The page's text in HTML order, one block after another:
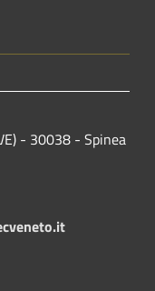
- 30038 - Spinea